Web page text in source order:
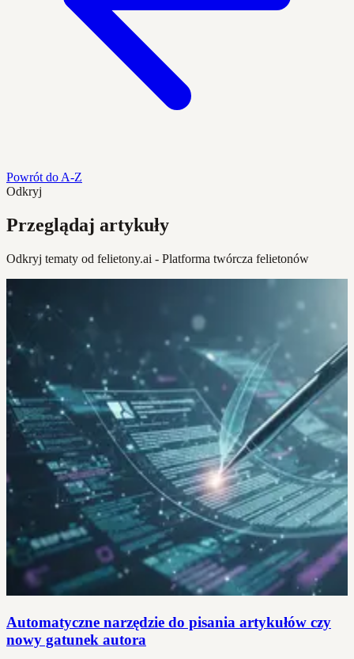
Powrót do A-Z
Odkryj
Przeglądaj artykuły
Odkryj tematy od felietony.ai - Platforma twórcza felietonów
Automatyczne narzędzie do pisania artykułów czy
nowy gatunek autora